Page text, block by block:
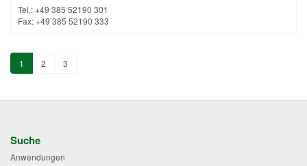
Tel.: +49 385 52190 301
Fax: +49 385 52190 333
1 2 3
Suche
Anwendungen